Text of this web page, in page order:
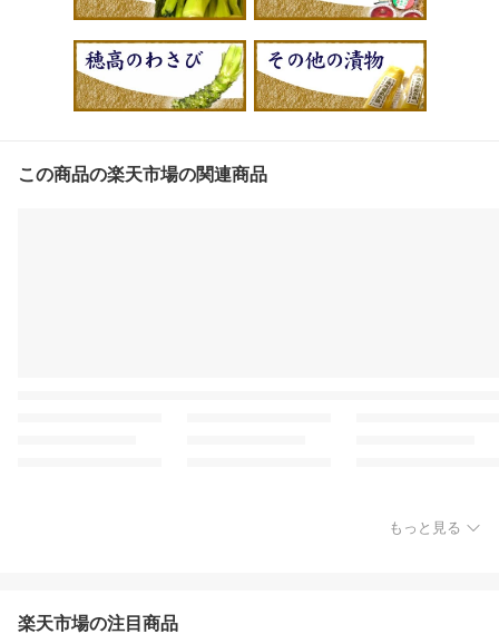
この商品の楽天市場の関連商品
もっと見る
楽天市場の注目商品